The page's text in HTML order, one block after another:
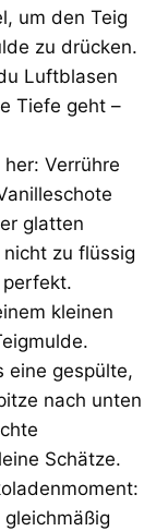
um den Teig
zu drücken.
Luftblasen
Tiefe geht –
Verrühre
glatten
zu flüssig
perfekt.
kleinen
eine gespülte,
nach unten
Schätze.